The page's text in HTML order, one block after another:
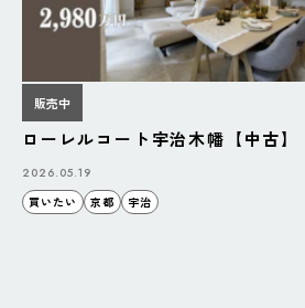
販売中
ローレルコート宇治木幡【中古】
2026.05.19
買いたい
京都 宇治